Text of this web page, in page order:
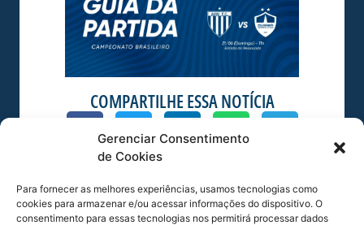
Gerenciar Consentimento
de Cookies
Para fornecer as melhores experiências, usamos tecnologias como
cookies para armazenar e/ou acessar informações do dispositivo. O
consentimento para essas tecnologias nos permitirá processar dados
COMPARTILHE ESSA NOTÍCIA
MAIS NOTÍCIAS